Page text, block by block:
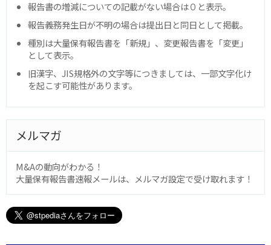
報告書の増減についての記載がない場合は０と表示。
報告義務発生日が不明の場合は提出日と同日として掲載。
種別は大量保有報告書を「新規」、変更報告書を「変更」
として表示。
旧漢字、JIS規格外の文字等につきましては、一部文字化け
を起こす可能性があります。
メルマガ
M&Aの動向がわかる！
大量保有報告書速報メールは、メルマガ設定で受け取れます！